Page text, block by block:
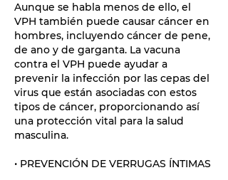
Aunque se habla menos de ello, el
VPH también puede causar cáncer en
hombres, incluyendo cáncer de pene,
de ano y de garganta. La vacuna
contra el VPH puede ayudar a
prevenir la infección por las cepas del
virus que están asociadas con estos
tipos de cáncer, proporcionando así
una protección vital para la salud
masculina.
• PREVENCIÓN DE VERRUGAS ÍNTIMAS